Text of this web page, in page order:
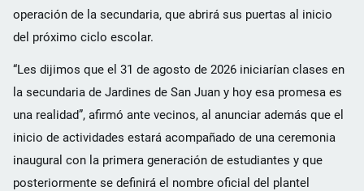
operación de la secundaria, que abrirá sus puertas al inicio
del próximo ciclo escolar.
“Les dijimos que el 31 de agosto de 2026 iniciarían clases en
la secundaria de Jardines de San Juan y hoy esa promesa es
una realidad”, afirmó ante vecinos, al anunciar además que el
inicio de actividades estará acompañado de una ceremonia
inaugural con la primera generación de estudiantes y que
posteriormente se definirá el nombre oficial del plantel